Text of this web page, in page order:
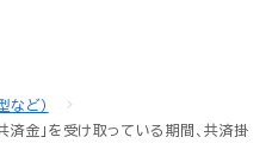
など）
金」を受け取っている期間、共済掛